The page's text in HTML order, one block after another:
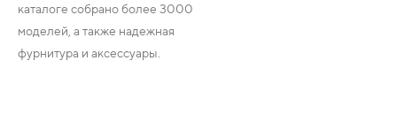
каталоге собрано более 3000
моделей, а также надежная
фурнитура и аксессуары.